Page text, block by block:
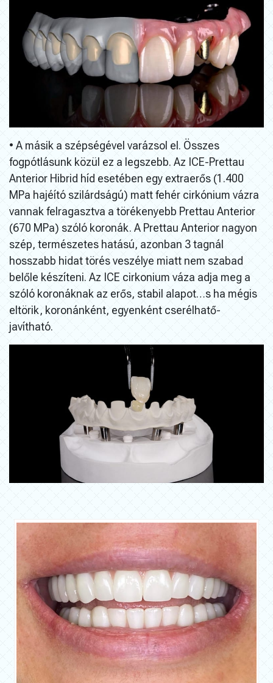
• A másik a szépségével varázsol el. Összes
fogpótlásunk közül ez a legszebb. Az ICE-Prettau
Anterior Hibrid híd esetében egy extraerős (1.400
MPa hajéító szilárdságú) matt fehér cirkónium vázra
vannak felragasztva a törékenyebb Prettau Anterior
(670 MPa) szóló koronák. A Prettau Anterior nagyon
szép, természetes hatású, azonban 3 tagnál
hosszabb hidat törés veszélye miatt nem szabad
belőle készíteni. Az ICE cirkonium váza adja meg a
szóló koronáknak az erős, stabil alapot…s ha mégis
eltörik, koronánként, egyenként cserélhatő-
javítható.